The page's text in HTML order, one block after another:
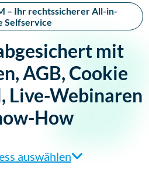
– Ihr rechtssicherer All-in-
Selfservice
mit
AGB, Cookie
Live-Webinaren
How
auswählen